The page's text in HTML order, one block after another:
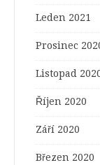
Leden 2021
Prosinec
Listopad
Říjen 2020
Září 2020
Březen 2020